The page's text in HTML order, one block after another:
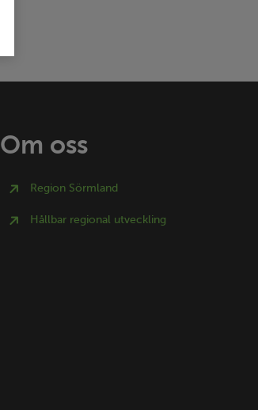
Om oss
Region Sörmland
Hållbar regional utveckling